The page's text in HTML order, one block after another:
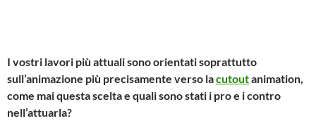
I vostri lavori più attuali sono orientati soprattutto
sull’animazione più precisamente verso lacutoutanimation,
come mai questa scelta e quali sono stati i pro e i contro
nell’attuarla?